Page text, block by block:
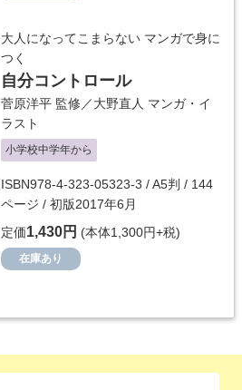
大人になってこまらない マンガで身に
つく
自分コントロール
菅原洋平 監修／大野直人 マンガ・イ
ラスト
小学校中学年から
ISBN978-4-323-05323-3 / A5判 / 144
ページ / 初版2017年6月
定価1,430円 (本体1,300円+税)
在庫あり